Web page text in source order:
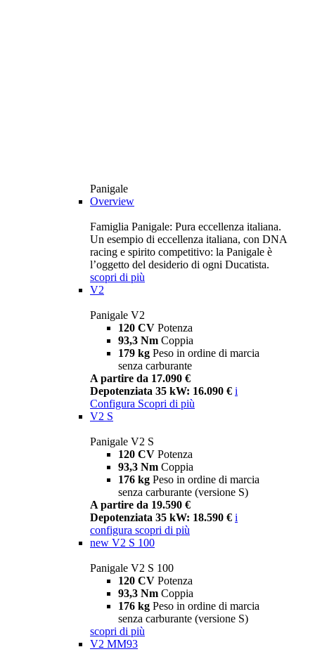
Panigale
Overview
Famiglia Panigale: Pura eccellenza italiana.
Un esempio di eccellenza italiana, con DNA
racing e spirito competitivo: la Panigale è
l’oggetto del desiderio di ogni Ducatista.
scopri di più
V2
Panigale V2
120 CV Potenza
93,3 Nm Coppia
179 kg Peso in ordine di marcia
senza carburante
A partire da 17.090 €
Depotenziata 35 kW: 16.090 € i
Configura Scopri di più
V2 S
Panigale V2 S
120 CV Potenza
93,3 Nm Coppia
176 kg Peso in ordine di marcia
senza carburante (versione S)
A partire da 19.590 €
Depotenziata 35 kW: 18.590 € i
configura scopri di più
new V2 S 100
Panigale V2 S 100
120 CV Potenza
93,3 Nm Coppia
176 kg Peso in ordine di marcia
senza carburante (versione S)
scopri di più
V2 MM93